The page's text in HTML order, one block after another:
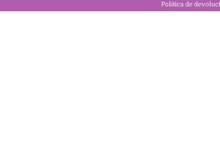
Política de